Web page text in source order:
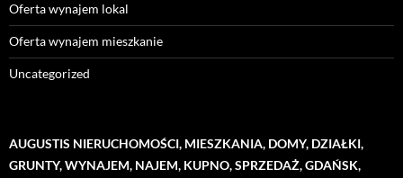
Oferta wynajem lokal
Oferta wynajem mieszkanie
Uncategorized
AUGUSTIS NIERUCHOMOŚCI, MIESZKANIA, DOMY, DZIAŁKI,
GRUNTY, WYNAJEM, NAJEM, KUPNO, SPRZEDAŻ, GDAŃSK,